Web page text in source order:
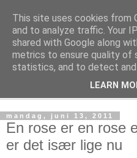
Kage! Kage!
Kage, kultur og tanker
mandag, juni 13, 2011
En rose er en rose
er det især lige nu
This site uses cookies from
and to analyze traffic. Your
shared with Google along
metrics to ensure quality of
statistics, and to detect and
LEARN